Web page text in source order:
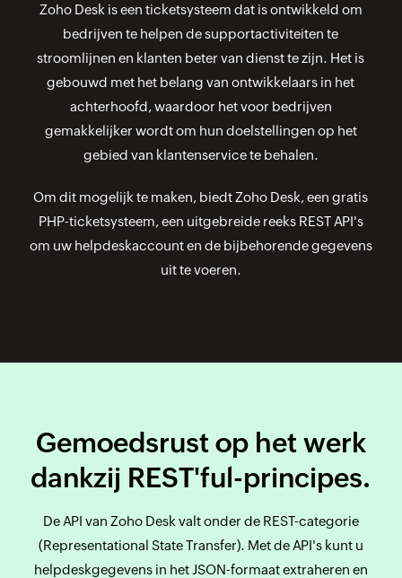
Zoho Desk is een ticketsysteem dat is ontwikkeld om
bedrijven te helpen de supportactiviteiten te
stroomlijnen en klanten beter van dienst te zijn. Het is
gebouwd met het belang van ontwikkelaars in het
achterhoofd, waardoor het voor bedrijven
gemakkelijker wordt om hun doelstellingen op het
gebied van klantenservice te behalen.
Om dit mogelijk te maken, biedt Zoho Desk, een gratis
PHP-ticketsysteem, een uitgebreide reeks REST API's
om uw helpdeskaccount en de bijbehorende gegevens
uit te voeren.
Gemoedsrust op het werk
dankzij REST'ful-principes.
De API van Zoho Desk valt onder de REST-categorie
(Representational State Transfer). Met de API's kunt u
helpdeskgegevens in het JSON-formaat extraheren en